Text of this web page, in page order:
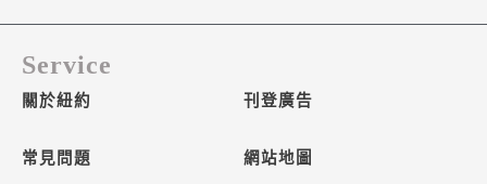
Service
關於紐約
常見問題
刊登廣告
網站地圖